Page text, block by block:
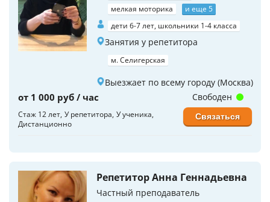
мелкая моторика
и еще 5
дети 6-7 лет, школьники 1-4 класса
Занятия у репетитора
м. Селигерская
Выезжает по всему городу (Москва)
от 1 000 руб / час
Стаж 12 лет У репетитора У ученика
Дистанционно
Свободен
Связаться
Репетитор Анна Геннадьевна
Частный преподаватель